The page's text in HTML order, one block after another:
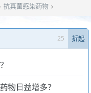
抗真菌感染药物 ›
25 折起
物日益增多？